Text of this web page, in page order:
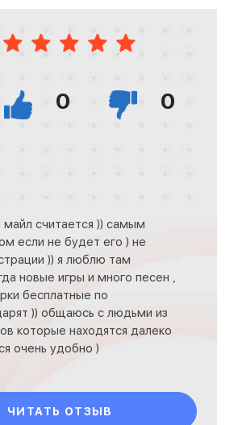
0 0
майл считается )) самым
если не будет его ) не
)) я люблю там
новые игры и много песен ,
бесплатные по
)) общаюсь с людьми из
которые находятся далеко
очень удобно )
ЧИТАТЬ ОТЗЫВ